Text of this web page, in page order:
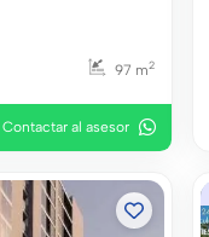
97 m2
Contactar al asesor